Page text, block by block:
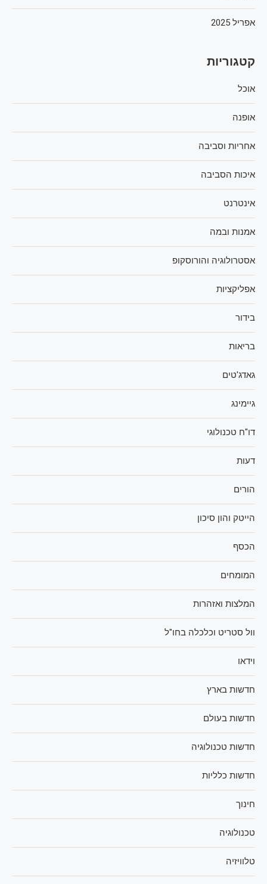
אפריל 2025
קטגוריות
אוכל
אופנה
אחריות וסביבה
איכות הסביבה
אינטרנט
אמנות ובמה
אסטרולוגיה והורוסקופ
אפליקציות
בידור
בריאות
גאדג'טים
גיימינג
דו"ח טכנולוגי
דעות
הורים
הייטק והון סיכון
הכסף
המומחים
המלצות ואזהרות
וול סטריט וכלכלה בחו"ל
וידאו
חדשות בארץ
חדשות בעולם
חדשות טכנולוגיה
חדשות כלליות
חינוך
טכנולוגיה
טלוויזיה